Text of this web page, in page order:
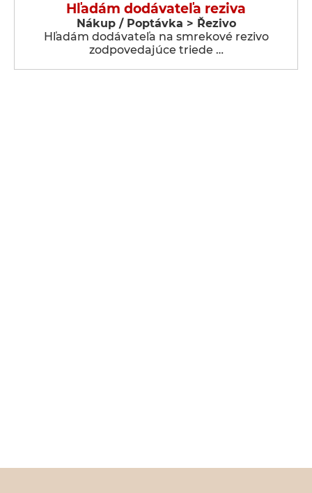
Hľadám dodávateľa reziva
Nákup / Poptávka > Řezivo
Hľadám dodávateľa na smrekové rezivo
zodpovedajúce triede …